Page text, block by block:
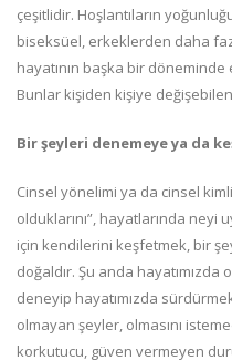
çeşitlidir. Hoşlantıların
biseksüel, erkeklerden daha
hayatının başka bir
Bunlar kişiden kişiye
Bir şeyleri denemeye ya da
Cinsel yönelimi ya da cinsel
olduklarını”, hayatlarında
için kendilerini keşfetmek, bir
doğaldır. Şu anda
deneyip hayatımızda
olmayan şeyler, olmasını
korkutucu, güven vermeyen